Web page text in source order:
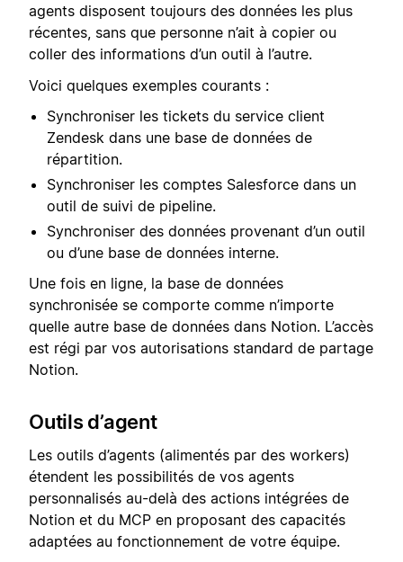
agents disposent toujours des données les plus
récentes, sans que personne n’ait à copier ou
coller des informations d’un outil à l’autre.
Voici quelques exemples courants :
Synchroniser les tickets du service client
Zendesk dans une base de données de
répartition.
Synchroniser les comptes Salesforce dans un
outil de suivi de pipeline.
Synchroniser des données provenant d’un outil
ou d’une base de données interne.
Une fois en ligne, la base de données
synchronisée se comporte comme n’importe
quelle autre base de données dans Notion. L’accès
est régi par vos autorisations standard de partage
Notion.
Outils d’agent
Les outils d’agents (alimentés par des workers)
étendent les possibilités de vos agents
personnalisés au-delà des actions intégrées de
Notion et du MCP en proposant des capacités
adaptées au fonctionnement de votre équipe.